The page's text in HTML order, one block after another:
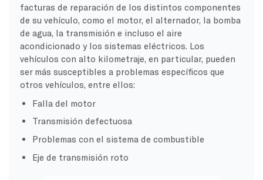
facturas de reparación de los distintos componentes
de su vehículo, como el motor, el alternador, la bomba
de agua, la transmisión e incluso el aire
acondicionado y los sistemas eléctricos. Los
vehículos con alto kilometraje, en particular, pueden
ser más susceptibles a problemas específicos que
otros vehículos, entre ellos:
Falla del motor
Transmisión defectuosa
Problemas con el sistema de combustible
Eje de transmisión roto